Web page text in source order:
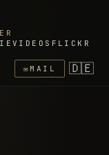
VIDEOS FLICKR
✉MAIL 🇩🇪